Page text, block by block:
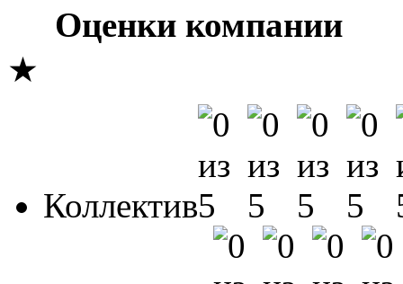
Оценки компании
★
Коллектив